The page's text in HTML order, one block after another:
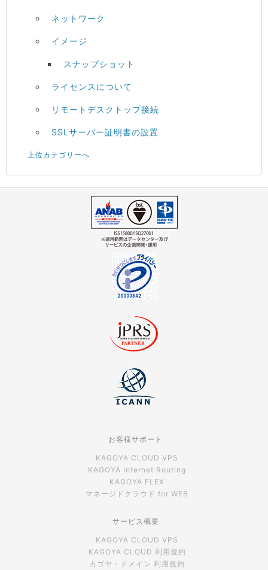
ネットワーク
イメージ
スナップショット
ライセンスについて
リモートデスクトップ接続
SSLサーバー証明書の設置
上位カテゴリーへ
お客様サポート
KAGOYA CLOUD VPS
KAGOYA Internet Routing
KAGOYA FLEX
マネージドクラウド for WEB
サービス概要
KAGOYA CLOUD VPS
KAGOYA CLOUD 利用規約
カゴヤ・ドメイン 利用規約